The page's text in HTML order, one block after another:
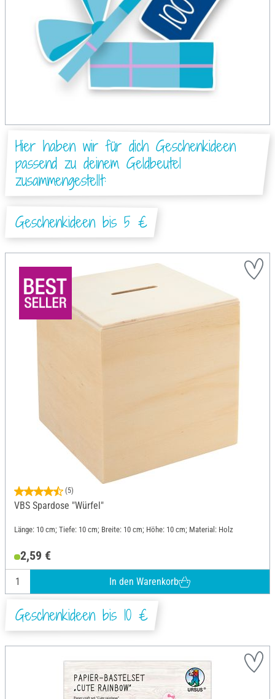
Hier haben wir für dich Geschenkideen
passend zu deinem Geldbeutel
zusammengestellt:
Geschenkideen bis 5 €
(5)
VBS Spardose "Würfel"
Länge: 10 cm; Tiefe: 10 cm; Breite: 10 cm; Höhe: 10 cm; Material: Holz
2,59 €
In den Warenkorb
Geschenkideen bis 10 €